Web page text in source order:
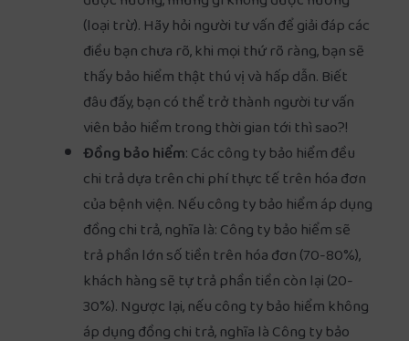
(loại trừ). Hãy hỏi người tư vấn để giải đáp các
điều bạn chưa rõ, khi mọi thứ rõ ràng, bạn sẽ
thấy bảo hiểm thật thú vị và hấp dẫn. Biết
đâu đấy, bạn có thể trở thành người tư vấn
viên bảo hiểm trong thời gian tới thì sao?!
Đồng bảo hiểm: Các công ty bảo hiểm đều
chi trả dựa trên chi phí thực tế trên hóa đơn
của bệnh viện. Nếu công ty bảo hiểm áp dụng
đồng chi trả, nghĩa là: Công ty bảo hiểm sẽ
trả phần lớn số tiền trên hóa đơn (70-80%),
khách hàng sẽ tự trả phần tiền còn lại (20-
30%). Ngược lại, nếu công ty bảo hiểm không
áp dụng đồng chi trả, nghĩa là Công ty bảo